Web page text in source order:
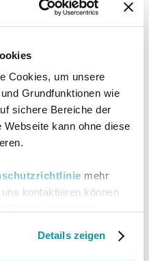
Cookies, um unsere
Grundfunktionen wie
sichere Bereiche der
kann ohne diese
mehr
kontaktieren können
Details zeigen